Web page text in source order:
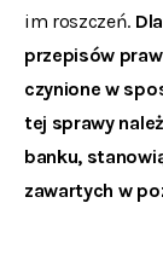
im roszczeń.
przepisów
czynione w
tej sprawy
banku,
zawartych w